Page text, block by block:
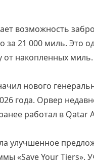
возможность
за 21 000 миль. Это
от накопленных миль.
нового
года. Орвер
работал в Qatar
улучшенное
«Save Your Tiers».